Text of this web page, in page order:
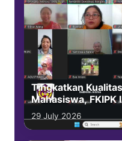
Tingkatkan
Mahasiswa, FKIPK
Gelar Rapat
Akademik
29 July 2026